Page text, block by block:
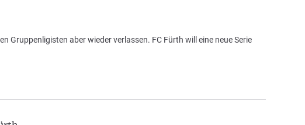
Gruppenligisten aber wieder verlassen. FC Fürth will eine neue Serie